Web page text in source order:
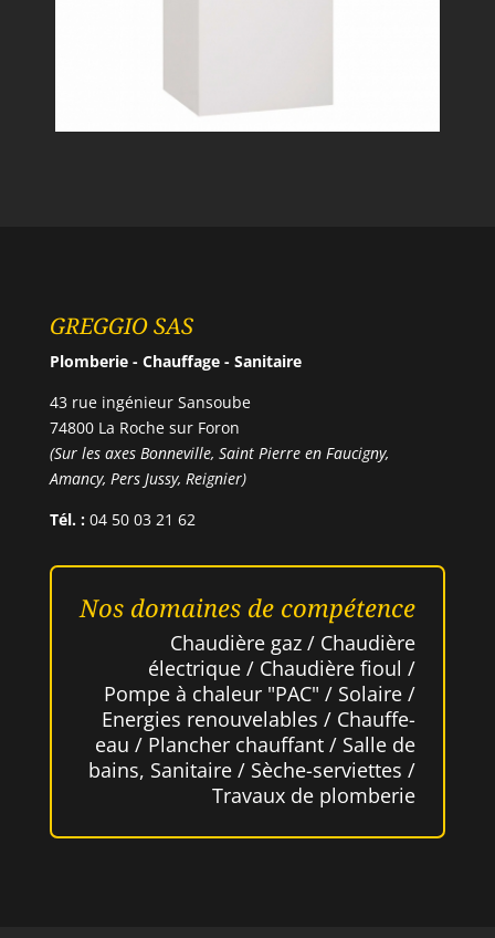
GREGGIO SAS
Plomberie - Chauffage - Sanitaire
43 rue ingénieur Sansoube
74800 La Roche sur Foron
(Sur les axes Bonneville, Saint Pierre en Faucigny,
Amancy, Pers Jussy, Reignier)
Tél. :04 50 03 21 62
Nos domaines de compétence
Chaudière gaz / Chaudière
électrique / Chaudière fioul /
Pompe à chaleur "PAC" / Solaire /
Energies renouvelables / Chauffe-
eau / Plancher chauffant / Salle de
bains, Sanitaire / Sèche-serviettes /
Travaux de plomberie